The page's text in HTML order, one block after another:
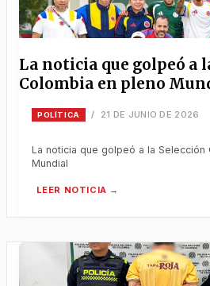
La noticia que golpeó a
Colombia en pleno
POLÍTICA / 21 DE JUNIO DE 2026
La noticia que golpeó a la Selección
Mundial